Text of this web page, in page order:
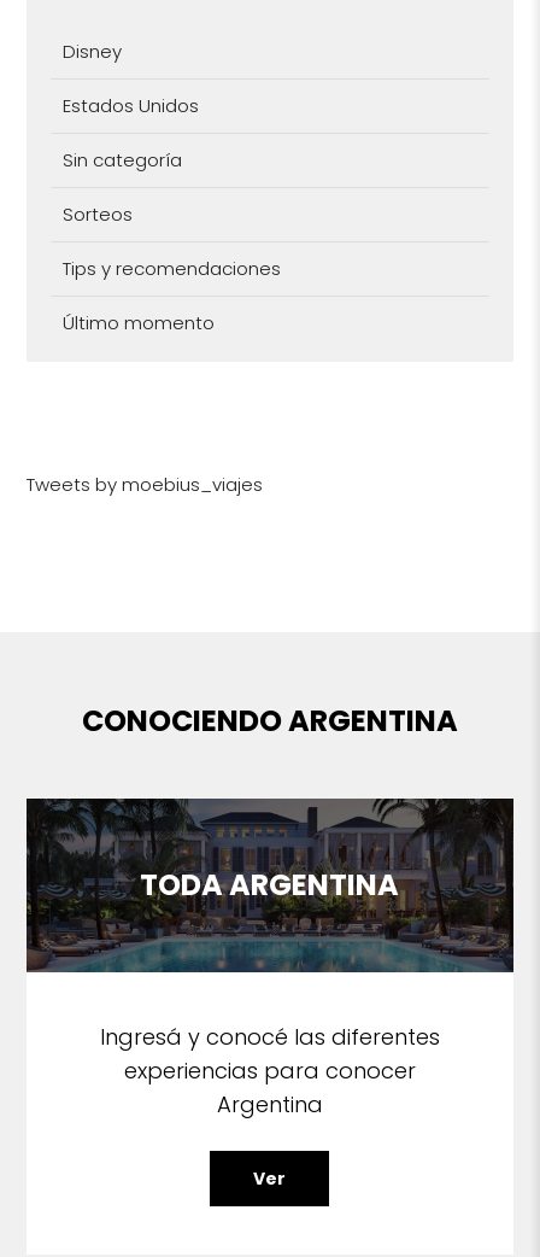
Disney
Estados Unidos
Sin categoría
Sorteos
Tips y recomendaciones
Último momento
Tweets by moebius_viajes
CONOCIENDO ARGENTINA
TODA ARGENTINA
Ingresá y conocé las diferentes
experiencias para conocer
Argentina
Ver